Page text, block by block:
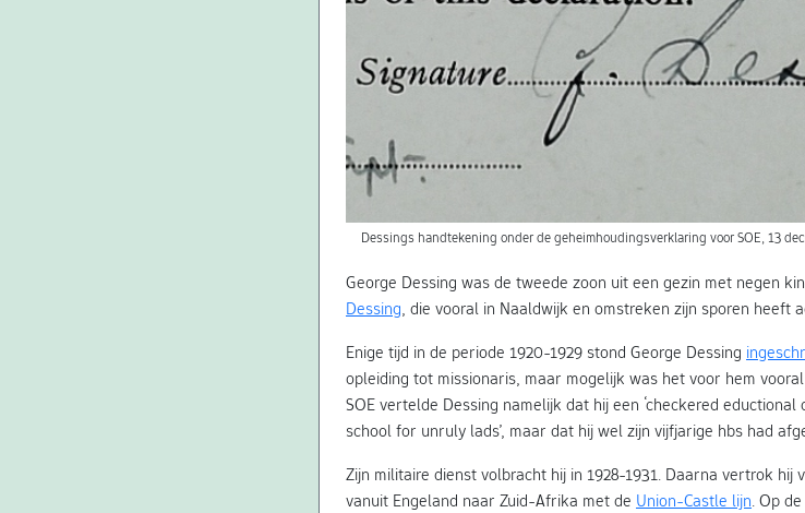
Dessings handtekening onder de geheimhoudingsverklaring voor SOE, 13
George Dessing was de tweede zoon uit een gezin met negen
Dessing, die vooral in Naaldwijk en omstreken zijn sporen heeft
Enige tijd in de periode 1920-1929 stond George Dessing
opleiding tot missionaris, maar mogelijk was het voor hem
SOE vertelde Dessing namelijk dat hij een ‘checkered eductional
school for unruly lads’, maar dat hij wel zijn vijfjarige hbs had
Zijn militaire dienst volbracht hij in 1928-1931. Daarna vertrok
vanuit Engeland naar Zuid-Afrika met de Union-Castle lijn. Op